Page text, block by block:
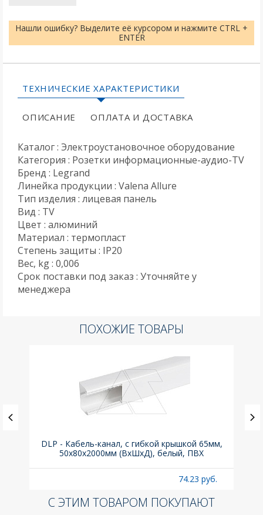
Нашли ошибку? Выделите её курсором и нажмите CTRL +
ENTER
ТЕХНИЧЕСКИЕ ХАРАКТЕРИСТИКИ
ОПИСАНИЕ ОПЛАТА И ДОСТАВКА
Каталог : Электроустановочное оборудование
Категория : Розетки информационные-аудио-TV
Бренд : Legrand
Линейка продукции : Valena Allure
Тип изделия : лицевая панель
Вид : TV
Цвет : алюминий
Материал : термопласт
Степень защиты : IP20
Вес, kg : 0,006
Срок поставки под заказ : Уточняйте у
менеджера
ПОХОЖИЕ ТОВАРЫ
DLP - Кабель-канал, с гибкой крышкой 65мм,
50x80х2000мм (ВхШхД), белый, ПВХ
74.23 руб.
С ЭТИМ ТОВАРОМ ПОКУПАЮТ